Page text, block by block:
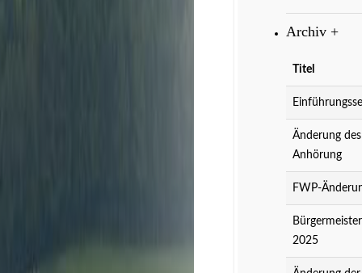
Archiv +
Titel
Änderung
Anhörung
FWP-
2025